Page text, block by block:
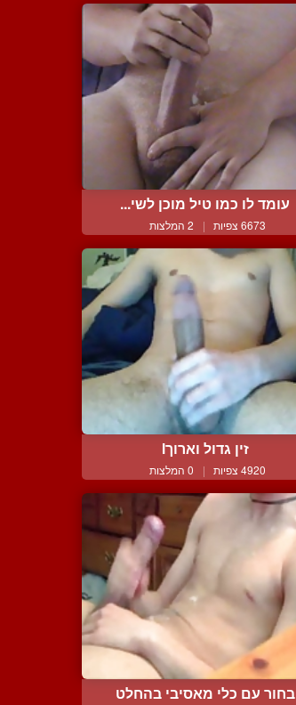
עומד לו כמו טיל מוכן לשי...
6673 צפיות | 2 המלצות
זין גדול וארוךl
4920 צפיות | 0 המלצות
בחור עם כלי מאסיבי בהחלט